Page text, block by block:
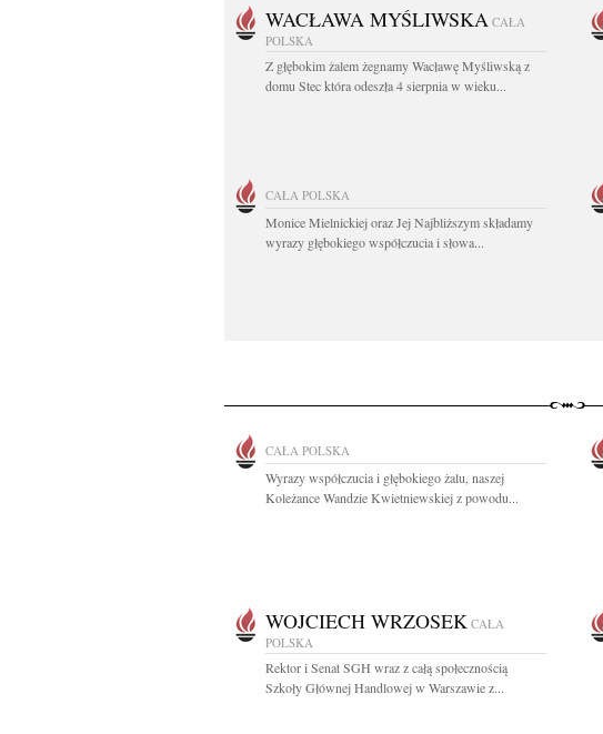
WACŁAWA MYŚLIWSKA CAŁA
POLSKA
Z głębokim żalem żegnamy Wacławę Myśliwską z
domu Stec która odeszła 4 sierpnia w wieku...
CAŁA POLSKA
Monice Mielnickiej oraz Jej Najbliższym składamy
wyrazy głębokiego współczucia i słowa...
CAŁA POLSKA
Wyrazy współczucia i głębokiego żalu, naszej
Koleżance Wandzie Kwietniewskiej z powodu...
WOJCIECH WRZOSEK CAŁA
POLSKA
Rektor i Senat SGH wraz z całą społecznością
Szkoły Głównej Handlowej w Warszawie z...